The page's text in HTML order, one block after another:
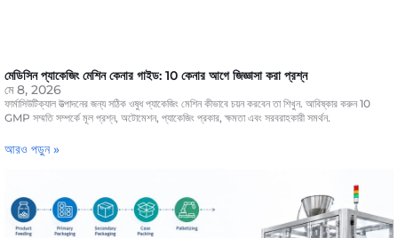
মেডিসিন প্যাকেজিং মেশিন কেনার গাইড: 10 কেনার আগে জিজ্ঞাসা করা প্রশ্ন
মে 8, 2026
ফার্মাসিউটিক্যাল উত্পাদনের জন্য সঠিক ওষুধ প্যাকেজিং মেশিন কীভাবে চয়ন করবেন তা শিখুন. আবিষ্কার করুন 10
GMP সম্মতি সম্পর্কে মূল প্রশ্ন, অটোমেশন, প্যাকেজিং প্রকার, ক্ষমতা এবং সরবরাহকারী সমর্থন.
আরও পড়ুন »